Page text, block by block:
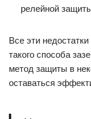
релейной
Все эти
такого способа
метод защиты в
оставаться